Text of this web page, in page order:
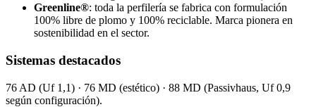
Greenline®: toda la perfilería se fabrica con formulación
100% libre de plomo y 100% reciclable. Marca pionera en
sostenibilidad en el sector.
Sistemas destacados
76 AD (Uf 1,1) · 76 MD (estético) · 88 MD (Passivhaus, Uf 0,9
según configuración).